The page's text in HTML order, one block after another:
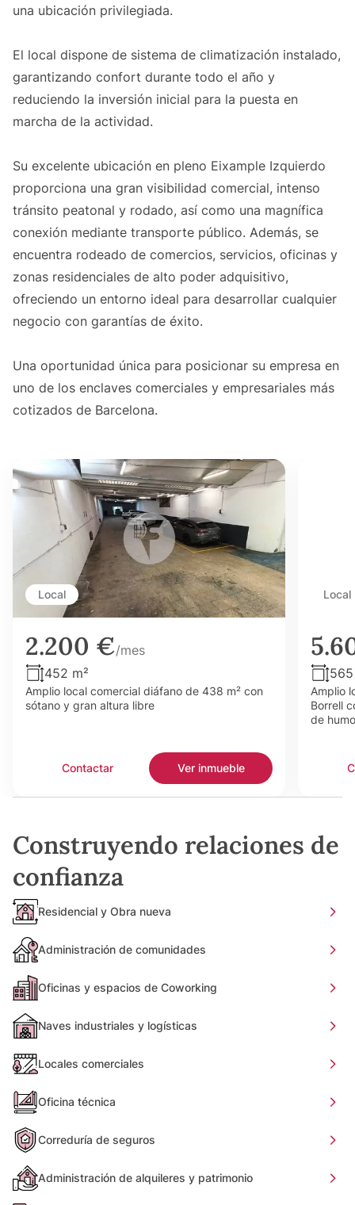
una ubicación privilegiada.
El local dispone de sistema de climatización instalado,
garantizando confort durante todo el año y
reduciendo la inversión inicial para la puesta en
marcha de la actividad.
Su excelente ubicación en pleno Eixample Izquierdo
proporciona una gran visibilidad comercial, intenso
tránsito peatonal y rodado, así como una magnífica
conexión mediante transporte público. Además, se
encuentra rodeado de comercios, servicios, oficinas y
zonas residenciales de alto poder adquisitivo,
ofreciendo un entorno ideal para desarrollar cualquier
negocio con garantías de éxito.
Una oportunidad única para posicionar su empresa en
uno de los enclaves comerciales y empresariales más
cotizados de Barcelona.
Local
2.200 €/mes
452 m²
Amplio local comercial diáfano de 438 m² con
sótano y gran altura libre
Contactar Ver inmueble
Local
Amplio
Borrell
de
Construyendo relaciones de
confianza
Residencial y Obra nueva
Administración de comunidades
Oficinas y espacios de Coworking
Naves industriales y logísticas
Locales comerciales
Oficina técnica
Correduría de seguros
Administración de alquileres y patrimonio